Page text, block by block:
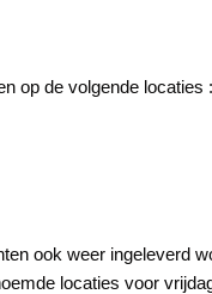
op de volgende locaties :
ook weer ingeleverd
locaties voor